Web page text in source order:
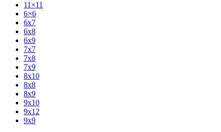
11×11
6×6
6x7
6x8
6x9
7x7
7x8
7x9
8x10
8x8
8x9
9x10
9x12
9x9